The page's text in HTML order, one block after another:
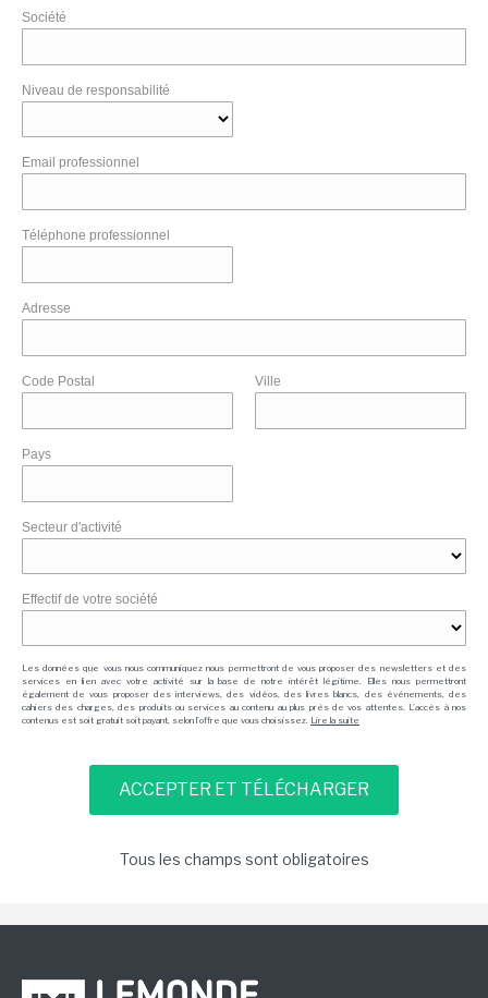
Société
Niveau de responsabilité
Email professionnel
Téléphone professionnel
Adresse
Code Postal Ville
Pays
Secteur d'activité
Effectif de votre société
Les données que vous nous communiquez nous permettront de vous proposer des newsletters et des
services en lien avec votre activité sur la base de notre intérêt légitime. Elles nous permettront
également de vous proposer des interviews, des vidéos, des livres blancs, des événements, des
cahiers des charges, des produits ou services au contenu au plus près de vos attentes. L'accès à nos
contenus est soit gratuit soit payant, selon l'offre que vous choisissez. Lire la suite
Tous les champs sont obligatoires